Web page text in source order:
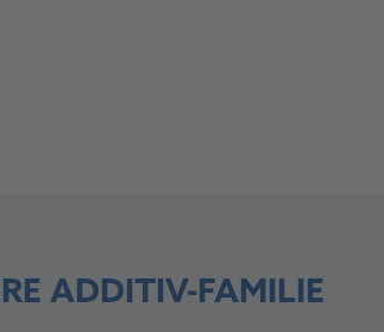
ADDITIV-FAMILIE